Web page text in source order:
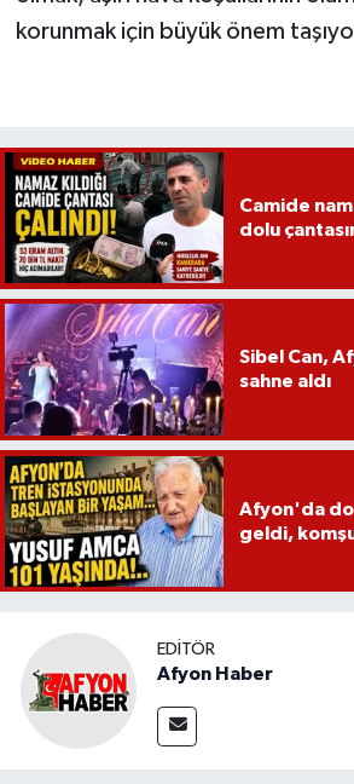
korunmak için büyük önem
Camide
dolu
Sibel Can,
sahne aldı
Afyon'da
geldi,
EDITÖR
Afyon Haber